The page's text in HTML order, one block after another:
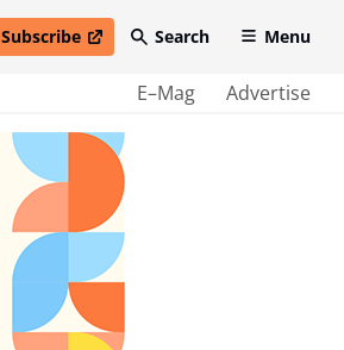
Subscribe
open in new windowSearch Menu
E–Mag Advertise